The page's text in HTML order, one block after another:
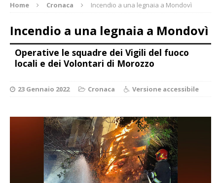
Home Cronaca Incendio a una legnaia a Mondovì
Incendio a una legnaia a Mondovì
Operative le squadre dei Vigili del fuoco
locali e dei Volontari di Morozzo
23 Gennaio 2022 Cronaca Versione accessibile